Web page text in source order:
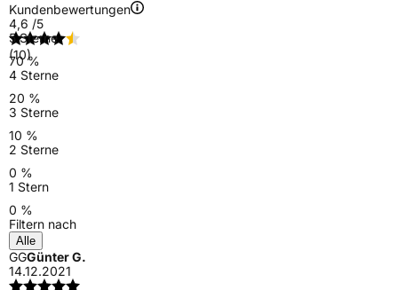
Kundenbewertungen
4,6 /5
(10)
5 Sterne
70 %
4 Sterne
20 %
3 Sterne
10 %
2 Sterne
0 %
1 Stern
0 %
Filtern nach
Alle
GGGünter G.
14.12.2021